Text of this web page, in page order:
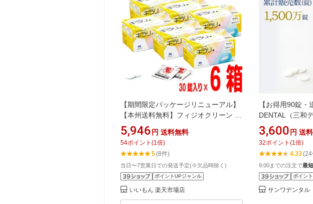
【期間限定パッケージリニューアル】
【本州送料無料】フィジオクリーン キ
ラリ錠剤 30錠×6箱ニッシン北海道・
四国・九州は追加送料220円かかりま
す。6個義歯洗浄剤
5,946 円 送料無料
54ポイント (1倍)
5(8件)
当日〜7営業日での発送予定(※欠品時除く)
ポイントUPジャンル
いいもん 楽天市場店
【お得用90錠・
DENTAL（三和
リーナータブレ
入れ歯洗浄剤｜
コンティース専
れ歯対応｜日本
予防
3,600 円 送
32ポイント (1倍)
4.33(24
9:00までの注文で最
ポイン
サンワデンタル